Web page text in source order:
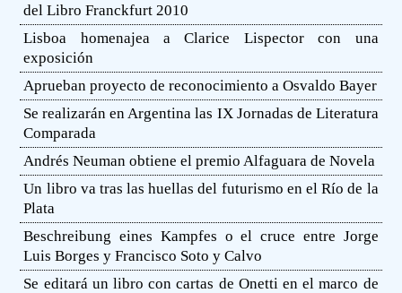
del Libro Franckfurt 2010
Lisboa homenajea a Clarice Lispector con una
exposición
Aprueban proyecto de reconocimiento a Osvaldo Bayer
Se realizarán en Argentina las IX Jornadas de Literatura
Comparada
Andrés Neuman obtiene el premio Alfaguara de Novela
Un libro va tras las huellas del futurismo en el Río de la
Plata
Beschreibung eines Kampfes o el cruce entre Jorge
Luis Borges y Francisco Soto y Calvo
Se editará un libro con cartas de Onetti en el marco de